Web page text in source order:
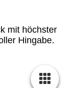
mit höchster
Hingabe.